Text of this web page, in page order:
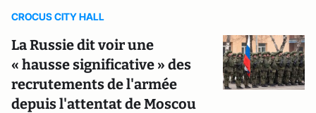
CROCUS CITY HALL
La Russie dit voir une
« hausse significative » des
recrutements de l'armée
depuis l'attentat de Moscou